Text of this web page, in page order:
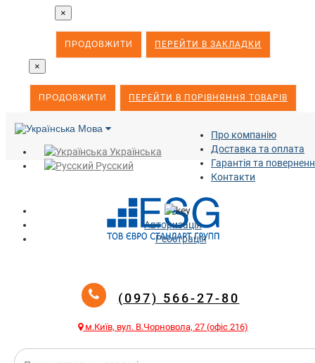
×
ПРОДОВЖИТИ ПЕРЕЙТИ В ЗАКЛАДКИ
×
ПРОДОВЖИТИ ПЕРЕЙТИ В ПОРІВНЯННЯ ТОВАРІВ
Мова
Українська
Русский
Про компанію
Доставка та оплата
Гарантія та
Контакти
Авторизація
Реєстрація
(097) 566-27-80
м.Київ, вул. В.Чорновола, 27 (офіс 216)